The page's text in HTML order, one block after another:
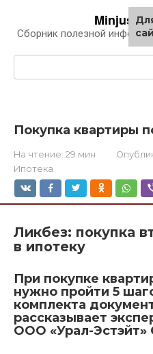
контенту
Minjust-
Сборник полезной
Покупка квартиры
На чтение: 29 мин
Ипотека
Ликбез: покупка
в ипотеку
При покупке
нужно пройти 5
комплекта
рассказывает
ООО «Урал-Эстэйт»